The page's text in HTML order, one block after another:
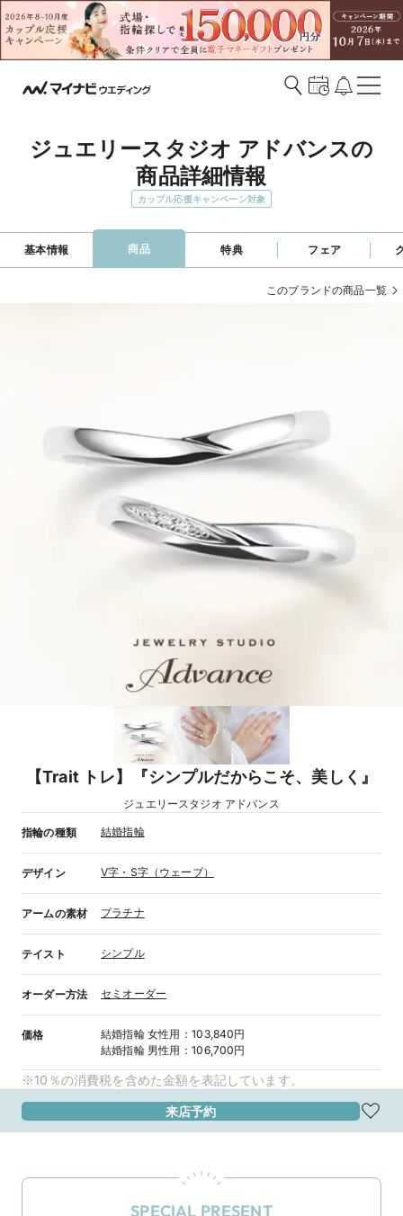
ジュエリースタジオ アドバンスの
商品詳細情報
カップル応援キャンペーン対象
基本情報 商品 特典 フェア
このブランドの商品一覧
【Trait トレ】『シンプルだからこそ、美しく』
ジュエリースタジオ アドバンス
指輪の種類 結婚指輪
デザイン V字・S字（ウェーブ）
アームの素材 プラチナ
テイスト シンプル
オーダー方法 セミオーダー
価格 結婚指輪 女性用 ：103,840円
結婚指輪 男性用 ：106,700円
※10％の消費税を含めた金額を表記しています。
来店予約
SPECIAL PRESENT